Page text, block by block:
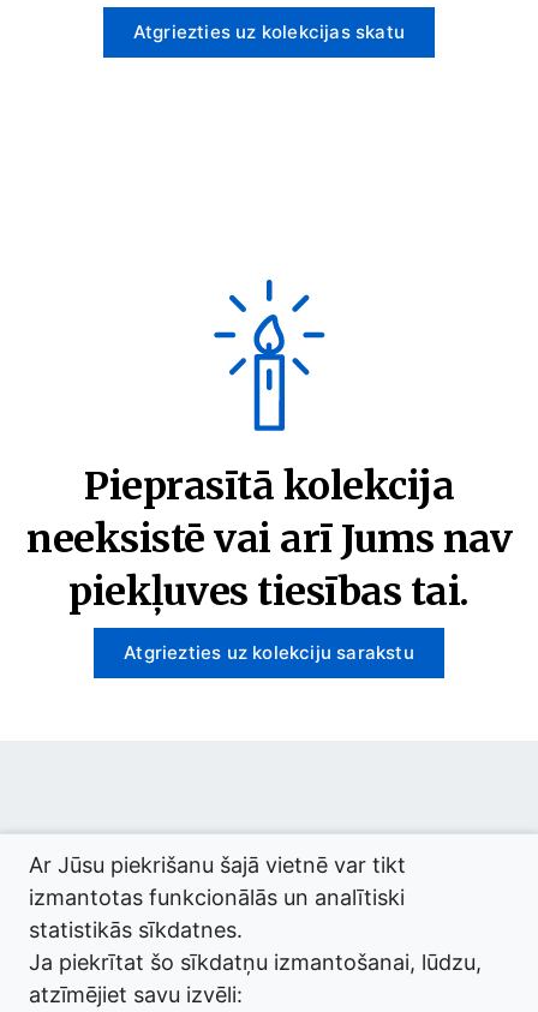
Atgriezties uz kolekcijas skatu
Pieprasītā kolekcija
neeksistē vai arī Jums nav
piekļuves tiesības tai.
Atgriezties uz kolekciju sarakstu
© 2026 termini.gov.lv. Izstrādātājs:Tilde.
Ar Jūsu piekrišanu šajā vietnē var tikt
izmantotas funkcionālās un analītiski
statistikās sīkdatnes.
Ja piekrītat šo sīkdatņu izmantošanai, lūdzu,
atzīmējiet savu izvēli: